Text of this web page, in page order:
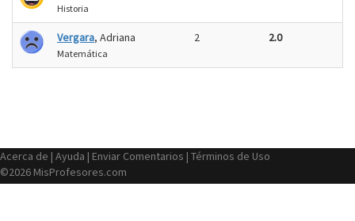
Historia
Vergara, Adriana
Matemática
2 2.0
Acerca de | Ayuda | Enviar Comentarios | Términos de Uso
©2026 MisProfesores.com